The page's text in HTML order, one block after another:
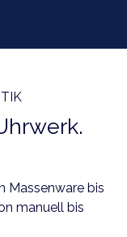
Massenware bis
manuell bis